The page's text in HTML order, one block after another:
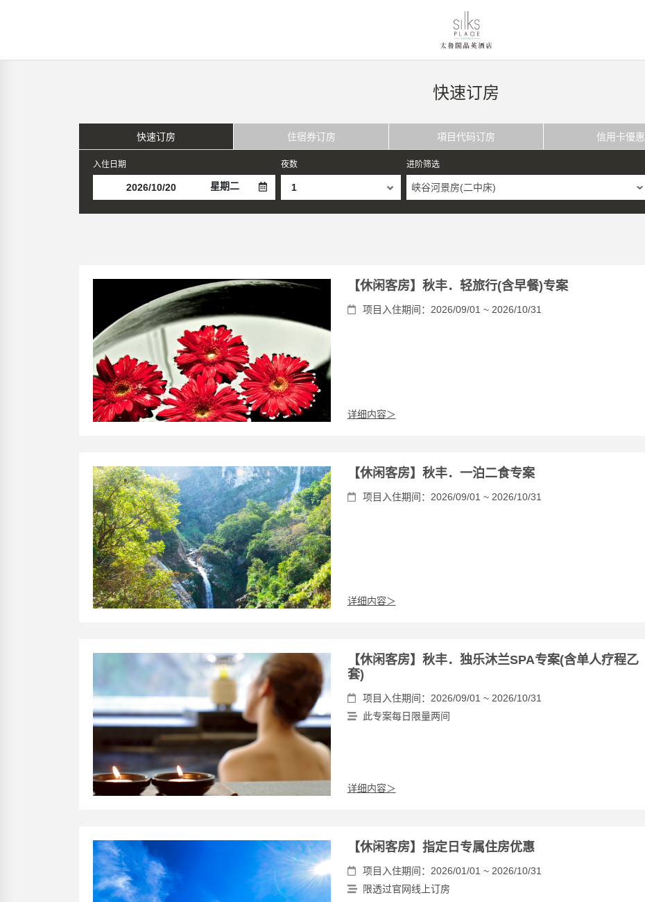
快速订房
快速订房 住宿券订房 項目代码订房 信用卡優惠
入住日期
星期二
夜数 进阶筛选
峡谷河景房(二中床)
【休闲客房】秋丰．轻旅行(含早餐)专案
项目入住期间：2026/09/01 ~ 2026/10/31
详细内容＞
【休闲客房】秋丰．一泊二食专案
项目入住期间：2026/09/01 ~ 2026/10/31
详细内容＞
【休闲客房】秋丰．独乐沐兰SPA专案(含单人疗程乙
套)
项目入住期间：2026/09/01 ~ 2026/10/31
此专案每日限量两间
详细内容＞
【休闲客房】指定日专属住房优惠
项目入住期间：2026/01/01 ~ 2026/10/31
限透过官网线上订房